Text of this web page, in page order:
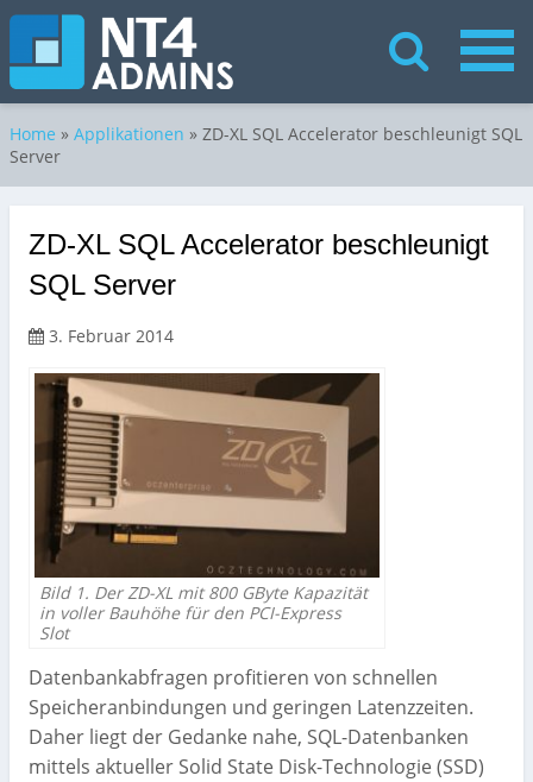
Home » Applikationen » ZD-XL SQL Accelerator beschleunigt SQL
Server
ZD-XL SQL Accelerator beschleunigt
SQL Server
3. Februar 2014
Bild 1. Der ZD-XL mit 800 GByte Kapazität
in voller Bauhöhe für den PCI-Express
Slot
Datenbankabfragen profitieren von schnellen
Speicheranbindungen und geringen Latenzzeiten.
Daher liegt der Gedanke nahe, SQL-Datenbanken
mittels aktueller Solid State Disk-Technologie (SSD)